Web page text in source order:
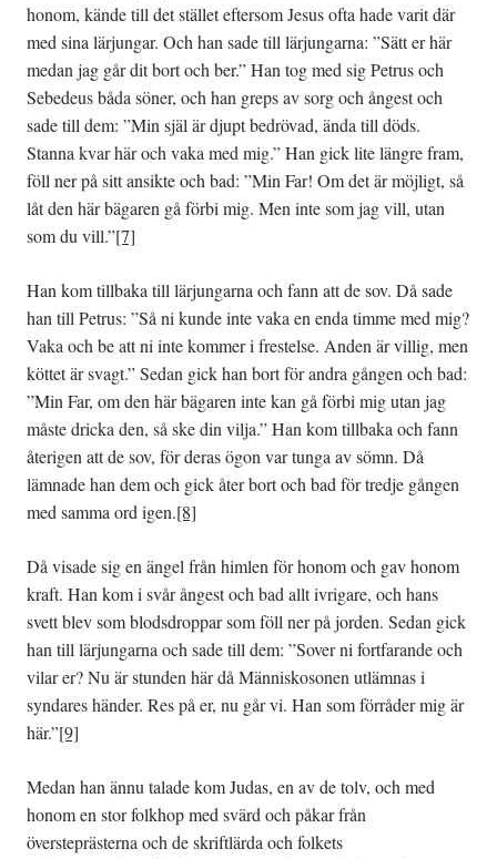
honom, kände till det stället eftersom Jesus ofta hade varit där
med sina lärjungar. Och han sade till lärjungarna: ”Sätt er här
medan jag går dit bort och ber.” Han tog med sig Petrus och
Sebedeus båda söner, och han greps av sorg och ångest och
sade till dem: ”Min själ är djupt bedrövad, ända till döds.
Stanna kvar här och vaka med mig.” Han gick lite längre fram,
föll ner på sitt ansikte och bad: ”Min Far! Om det är möjligt, så
låt den här bägaren gå förbi mig. Men inte som jag vill, utan
som du vill.”[7]
Han kom tillbaka till lärjungarna och fann att de sov. Då sade
han till Petrus: ”Så ni kunde inte vaka en enda timme med mig?
Vaka och be att ni inte kommer i frestelse. Anden är villig, men
köttet är svagt.” Sedan gick han bort för andra gången och bad:
”Min Far, om den här bägaren inte kan gå förbi mig utan jag
måste dricka den, så ske din vilja.” Han kom tillbaka och fann
återigen att de sov, för deras ögon var tunga av sömn. Då
lämnade han dem och gick åter bort och bad för tredje gången
med samma ord igen.[8]
Då visade sig en ängel från himlen för honom och gav honom
kraft. Han kom i svår ångest och bad allt ivrigare, och hans
svett blev som blodsdroppar som föll ner på jorden. Sedan gick
han till lärjungarna och sade till dem: ”Sover ni fortfarande och
vilar er? Nu är stunden här då Människosonen utlämnas i
syndares händer. Res på er, nu går vi. Han som förråder mig är
här.”[9]
Medan han ännu talade kom Judas, en av de tolv, och med
honom en stor folkhop med svärd och påkar från
översteprästerna och de skriftlärda och folkets